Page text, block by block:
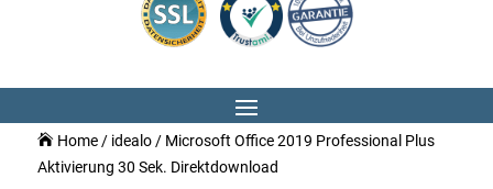
Home/ idealo/ Microsoft Office 2019 Professional Plus
Aktivierung 30 Sek. Direktdownload